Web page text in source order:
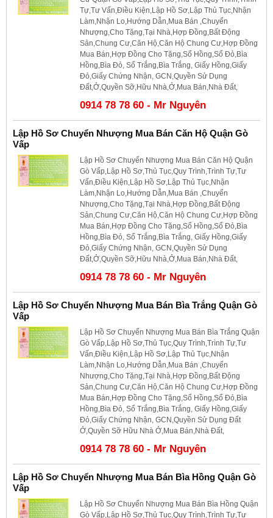
Tự,Tư Vấn,Điều Kiện,Lập Hồ Sơ,Lập Thủ Tục,Nhận
Làm,Nhận Lo,Hướng Dẫn,Mua Bán ,Chuyển
Nhượng,Cho Tặng,Tại Nhà,Hợp Đồng,Bất Động
Sản,Chung Cư,Căn Hộ,Căn Hộ Chung Cư,Hợp Đồng
Mua Bán,Hợp Đồng Cho Tặng,Sổ Hồng,Sổ Đỏ,Bìa
Hồng,Bìa Đỏ, Sổ Trắng,Bìa Trắng, Giấy Hồng,Giấy
Đỏ,Giấy Chứng Nhận, GCN,Quyền Sử Dụng
Đất,Ở,Quyền Sỡ,Hữu Nhà,Ở,Mua Bán,Nhà Đất,
0914 78 78 60 - Mr Nguyên
Lập Hồ Sơ Chuyển Nhượng Mua Bán Căn Hộ Quận Gò
Vấp
Lập Hồ Sơ Chuyển Nhượng Mua Bán Căn Hộ Quận
Gò Vấp,Lập Hồ Sơ,Thủ Tục,Quy Trình,Trình Tự,Tư
Vấn,Điều Kiện,Lập Hồ Sơ,Lập Thủ Tục,Nhận
Làm,Nhận Lo,Hướng Dẫn,Mua Bán ,Chuyển
Nhượng,Cho Tặng,Tại Nhà,Hợp Đồng,Bất Động
Sản,Chung Cư,Căn Hộ,Căn Hộ Chung Cư,Hợp Đồng
Mua Bán,Hợp Đồng Cho Tặng,Sổ Hồng,Sổ Đỏ,Bìa
Hồng,Bìa Đỏ, Sổ Trắng,Bìa Trắng, Giấy Hồng,Giấy
Đỏ,Giấy Chứng Nhận, GCN,Quyền Sử Dụng
Đất,Ở,Quyền Sỡ,Hữu Nhà,Ở,Mua Bán,Nhà Đất,
0914 78 78 60 - Mr Nguyên
Lập Hồ Sơ Chuyển Nhượng Mua Bán Bìa Trắng Quận Gò
Vấp
Lập Hồ Sơ Chuyển Nhượng Mua Bán Bìa Trắng Quận
Gò Vấp,Lập Hồ Sơ,Thủ Tục,Quy Trình,Trình Tự,Tư
Vấn,Điều Kiện,Lập Hồ Sơ,Lập Thủ Tục,Nhận
Làm,Nhận Lo,Hướng Dẫn,Mua Bán ,Chuyển
Nhượng,Cho Tặng,Tại Nhà,Hợp Đồng,Bất Động
Sản,Chung Cư,Căn Hộ,Căn Hộ Chung Cư,Hợp Đồng
Mua Bán,Hợp Đồng Cho Tặng,Sổ Hồng,Sổ Đỏ,Bìa
Hồng,Bìa Đỏ, Sổ Trắng,Bìa Trắng, Giấy Hồng,Giấy
Đỏ,Giấy Chứng Nhận, GCN,Quyền Sử Dụng Đất
Ở,Quyền Sỡ Hữu Nhà Ở,Mua Bán,Nhà Đất,
0914 78 78 60 - Mr Nguyên
Lập Hồ Sơ Chuyển Nhượng Mua Bán Bìa Hồng Quận Gò
Vấp
Lập Hồ Sơ Chuyển Nhượng Mua Bán Bìa Hồng Quận
Gò Vấp,Lập Hồ Sơ,Thủ Tục,Quy Trình,Trình Tự,Tư